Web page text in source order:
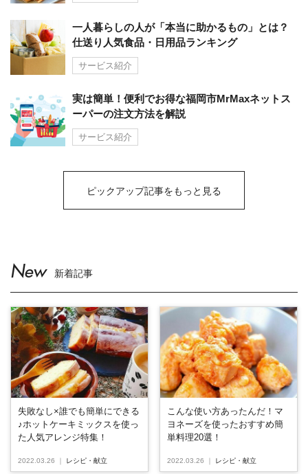
一人暮らしの人が「本当に助かるもの」とは？
仕送り人気食品・日用品ランキング
サービス紹介
実は簡単！便利でお得な福岡市MrMaxネットス
ーパーの注文方法を解説
サービス紹介
ピックアップ記事をもっと見る
New 新着記事
失敗なし×誰でも簡単にできる
♪ホットケーキミックスを使っ
た人気アレンジ特集！
2022.03.26 レシピ・献立
こんな使い方あったんだ！マ
ヨネーズを使ったおすすめ簡
単料理20選！
2022.03.26 レシピ・献立